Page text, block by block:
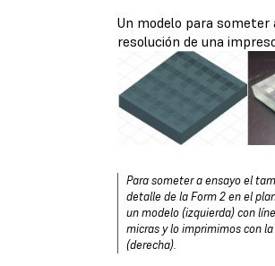
Un modelo para someter
resolución de una
Para someter a ensayo el
detalle de la Form 2 en el
un modelo (izquierda) con
micras y lo imprimimos con la
(derecha).